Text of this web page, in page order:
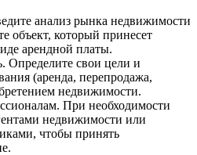
анализ рынка недвижимости
объект, который принесет
арендной платы.
Определите свои цели и
(аренда, перепродажа,
недвижимости.
При необходимости
недвижимости или
чтобы принять